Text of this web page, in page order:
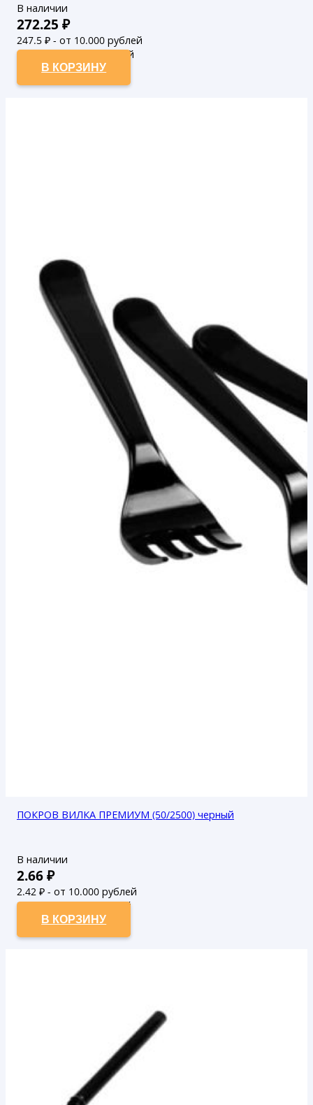
В наличии
272.25 ₽
247.5 ₽ - от 10.000 рублей
225₽ - от 50.000 рублей
В КОРЗИНУ
ПОКРОВ ВИЛКА ПРЕМИУМ (50/2500) черный
В наличии
2.66₽
2.42 ₽ - от 10.000 рублей
2.2₽ - от 50.000 рублей
В КОРЗИНУ